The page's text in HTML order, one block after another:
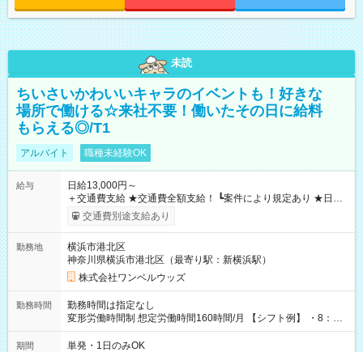
未読
ちいさいかわいいキャラのイベントも！好きな
場所で働ける☆来社不要！働いたその日に給料
もらえる◎/T1
アルバイト 職種未経験OK
給与
日給13,000円～
＋交通費支給 ★交通費全額支給！ ┗案件により規定あり ★日払
いOK！（規定あり） ┗働いたその日に現金GET♪ お仕事後はコ
ンビニATMから 日払い分を引き落とせます！ 【試用期間】試
交通費別途支給あり
勤務地
横浜市港北区
神奈川県横浜市港北区（最寄り駅：新横浜駅）
株式会社ワンベルウッズ
勤務時間
勤務時間は指定なし
変形労働時間制 想定労働時間160時間/月 【シフト例】 ・8：00
～21：00
期間 単発・1日のみOK